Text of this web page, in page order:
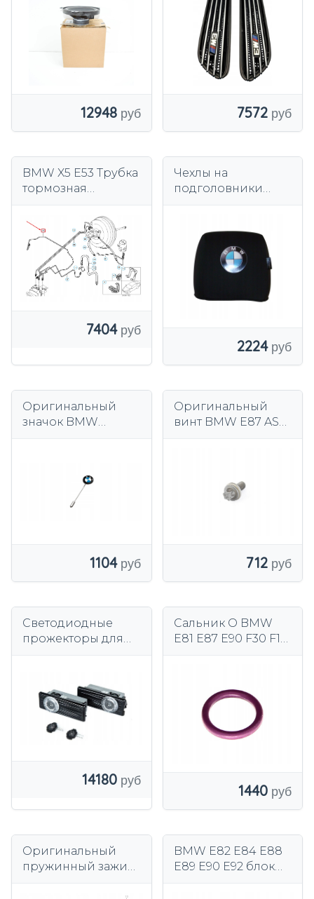
12948 7572
BMW X5 E53 Трубка
тормозная
34326757162 6757162
ОРИГИНАЛ
7404
Чехлы на
подголовники
2224
Оригинальный
значок BMW
1104
Оригинальный
винт BMW E87 ASA
712
Светодиодные
прожекторы для
14180
Сальник O BMW
E81 E87 E90 F30 F10
1440
Оригинальный
пружинный зажим
BMW E82 E84 E88
E89 E90 E92 блок